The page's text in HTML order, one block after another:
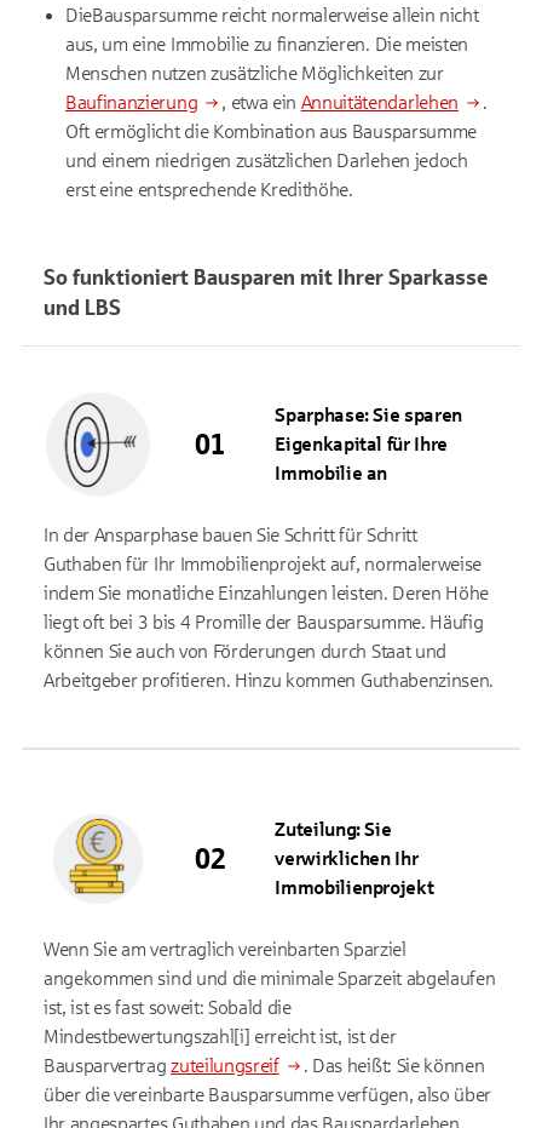
DieBausparsumme reicht normalerweise allein nicht
aus, um eine Immobilie zu finanzieren. Die meisten
Menschen nutzen zusätzliche Möglichkeiten zur
Baufinanzierung
, etwa ein Annuitätendarlehen
.
Oft ermöglicht die Kombination aus Bausparsumme
und einem niedrigen zusätzlichen Darlehen jedoch
erst eine entsprechende Kredithöhe.
So funktioniert Bausparen mit Ihrer Sparkasse
und LBS
Sparphase: Sie sparen
Eigenkapital für Ihre
Immobilie an
In der Ansparphase bauen Sie Schritt für Schritt
Guthaben für Ihr Immobilienprojekt auf, normalerweise
indem Sie monatliche Einzahlungen leisten. Deren Höhe
liegt oft bei 3 bis 4 Promille der Bausparsumme. Häufig
können Sie auch von Förderungen durch Staat und
Arbeitgeber profitieren. Hinzu kommen Guthabenzinsen.
Zuteilung: Sie
verwirklichen Ihr
Immobilienprojekt
Wenn Sie am vertraglich vereinbarten Sparziel
angekommen sind und die minimale Sparzeit abgelaufen
ist, ist es fast soweit: Sobald die
Mindestbewertungszahl[i] erreicht ist, ist der
Bausparvertragzuteilungsreif
. Das heißt: Sie können
über die vereinbarte Bausparsumme verfügen, also über
Ihr angespartes Guthaben und das Bauspardarlehen.